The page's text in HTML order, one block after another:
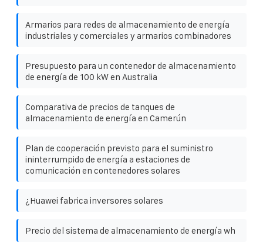
Armarios para redes de almacenamiento de energía
industriales y comerciales y armarios combinadores
Presupuesto para un contenedor de almacenamiento
de energía de 100 kW en Australia
Comparativa de precios de tanques de
almacenamiento de energía en Camerún
Plan de cooperación previsto para el suministro
ininterrumpido de energía a estaciones de
comunicación en contenedores solares
¿Huawei fabrica inversores solares
Precio del sistema de almacenamiento de energía wh